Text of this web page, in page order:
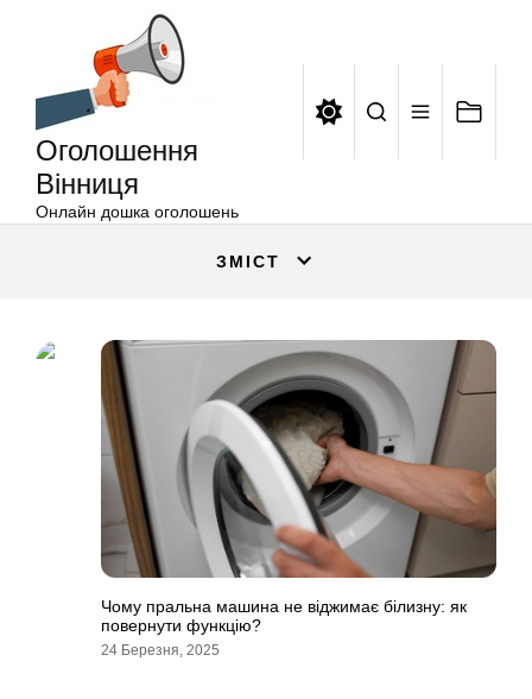
Оголошення
Вінниця
Онлайн дошка оголошень
ЗМІСТ
Чому пральна машина не віджимає білизну: як
повернути функцію?
24 Березня, 2025